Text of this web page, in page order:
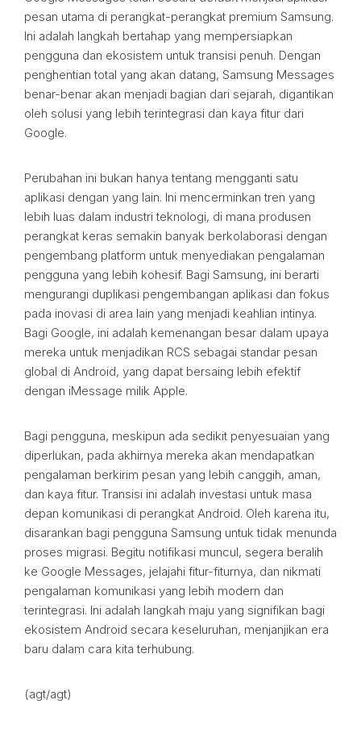
pesan utama di perangkat-perangkat premium Samsung.
Ini adalah langkah bertahap yang mempersiapkan
pengguna dan ekosistem untuk transisi penuh. Dengan
penghentian total yang akan datang, Samsung Messages
benar-benar akan menjadi bagian dari sejarah, digantikan
oleh solusi yang lebih terintegrasi dan kaya fitur dari
Google.
Perubahan ini bukan hanya tentang mengganti satu
aplikasi dengan yang lain. Ini mencerminkan tren yang
lebih luas dalam industri teknologi, di mana produsen
perangkat keras semakin banyak berkolaborasi dengan
pengembang platform untuk menyediakan pengalaman
pengguna yang lebih kohesif. Bagi Samsung, ini berarti
mengurangi duplikasi pengembangan aplikasi dan fokus
pada inovasi di area lain yang menjadi keahlian intinya.
Bagi Google, ini adalah kemenangan besar dalam upaya
mereka untuk menjadikan RCS sebagai standar pesan
global di Android, yang dapat bersaing lebih efektif
dengan iMessage milik Apple.
Bagi pengguna, meskipun ada sedikit penyesuaian yang
diperlukan, pada akhirnya mereka akan mendapatkan
pengalaman berkirim pesan yang lebih canggih, aman,
dan kaya fitur. Transisi ini adalah investasi untuk masa
depan komunikasi di perangkat Android. Oleh karena itu,
disarankan bagi pengguna Samsung untuk tidak menunda
proses migrasi. Begitu notifikasi muncul, segera beralih
ke Google Messages, jelajahi fitur-fiturnya, dan nikmati
pengalaman komunikasi yang lebih modern dan
terintegrasi. Ini adalah langkah maju yang signifikan bagi
ekosistem Android secara keseluruhan, menjanjikan era
baru dalam cara kita terhubung.
(agt/agt)